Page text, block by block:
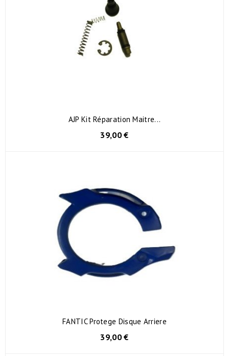
AJP Kit Réparation Maitre...
39,00 €
FANTIC Protege Disque Arriere
39,00 €